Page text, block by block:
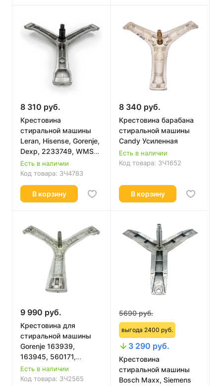
8 310 руб.
Крестовина
стиральной машины
Leran, Hisense, Gorenje,
Dexp, 2233749, WMS
77127 AWD3, усиленная
Есть в наличии
Код товара: ЗЧ4783
В корзину
8 340 руб.
Крестовина барабана
стиральной машины
Candy Усиленная
Есть в наличии
Код товара: ЗЧ1652
В корзину
9 990 руб.
Крестовина для
стиральной машины
Gorenje 163939,
163945, 560171,
402254, 560709,
163942, Усиленная
Есть в наличии
Код товара: ЗЧ2565
5690 руб.
выгода 2400 руб.
3 290 руб.
Крестовина
стиральной машины
Bosch Maxx, Siemens